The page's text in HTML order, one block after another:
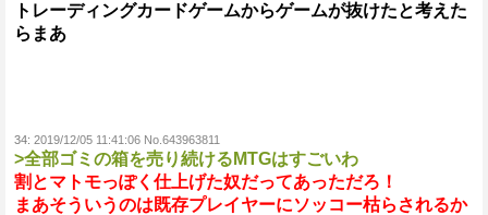
トレーディングカードゲームからゲームが抜けたと考えた
らまあ
34: 2019/12/05 11:41:06 No.643963811
>全部ゴミの箱を売り続けるMTGはすごいわ
割とマトモっぽく仕上げた奴だってあっただろ！
まあそういうのは既存プレイヤーにソッコー枯らされるか